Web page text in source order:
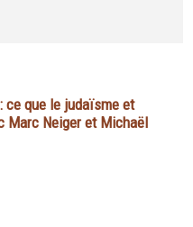
ce que le judaïsme et
Marc Neiger et Michaël